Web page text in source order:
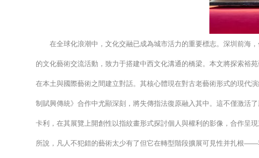
在全球化浪潮中，文化交融已成為城市活力的重要標志。深圳前海
的文化藝術交流活動，致力于搭建中西文化溝通的橋梁。本文將探索裕
在本土與國際藝術之間建立對話。其核心體現在對古老藝術形式的現代
制賦興傳統》合作中尤顯深刻，將失傳指法復原融入其中。這不僅激活
卡利，在其展覽上開創性以指紋畫形式探討個人與權利的影像，合作呈
所說，凡人不犯錯的藝術太少有了但它在轉型階段擴展可見性并扎根